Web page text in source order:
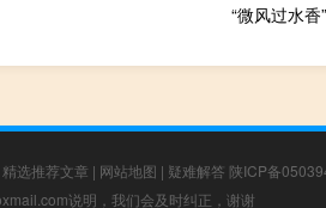
“微风过水
精选推荐文章 | 网站地图 | 疑难解答 陕ICP备
说明，我们会及时纠正，谢谢